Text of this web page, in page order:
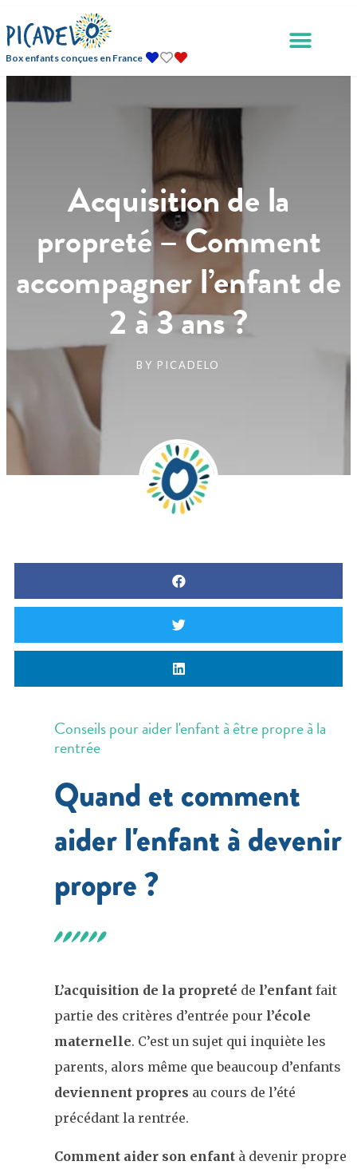
Box enfants conçues en France
Acquisition de la
propreté – Comment
accompagner l’enfant de
2 à 3 ans ?
BY PICADELO
Conseils pour aider l'enfant à être propre à la
rentrée
Quand et comment
aider l'enfant à devenir
propre ?
L’acquisition de la propreté de l’enfant fait
partie des critères d’entrée pour l’école
maternelle. C’est un sujet qui inquiète les
parents, alors même que beaucoup d’enfants
deviennent propres au cours de l’été
précédant la rentrée.
Comment aider son enfant à devenir propre